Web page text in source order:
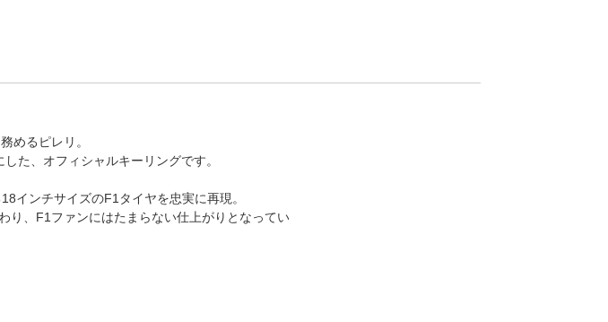
めるピレリ。
た、オフィシャルキーリングです。
インチサイズのF1タイヤを忠実に再現。
り、F1ファンにはたまらない仕上がりとなってい